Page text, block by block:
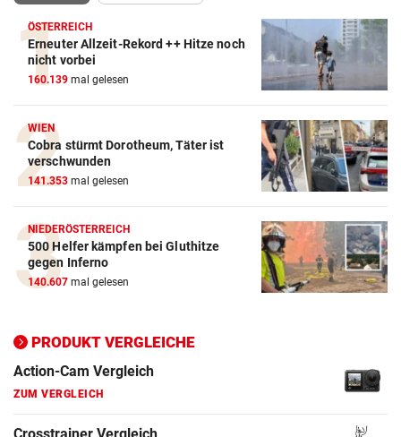
ÖSTERREICH
Erneuter Allzeit-Rekord ++ Hitze noch
nicht vorbei
160.139 mal gelesen
WIEN
Cobra stürmt Dorotheum, Täter ist
verschwunden
141.353 mal gelesen
NIEDERÖSTERREICH
500 Helfer kämpfen bei Gluthitze
gegen Inferno
140.607 mal gelesen
PRODUKT VERGLEICHE
Action-Cam Vergleich
Crosstrainer Vergleich
ZUM VERGLEICH
Elektro-Scooter Vergleich
Ergometer Vergleich